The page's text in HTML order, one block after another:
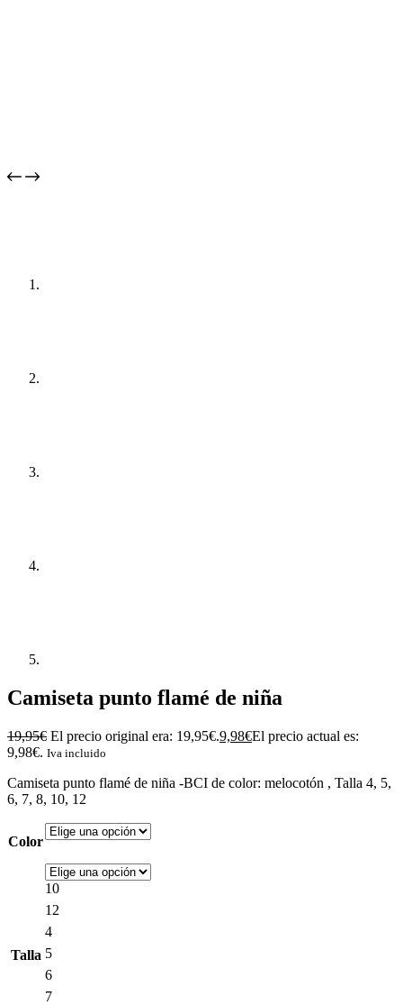
Camiseta punto flamé de niña
19,95€ El precio original era: 19,95€.9,98€El precio actual es:
9,98€. Iva incluido
Camiseta punto flamé de niña -BCI de color: melocotón , Talla 4, 5,
6, 7, 8, 10, 12
Color
Talla
10
12
4
5
6
7